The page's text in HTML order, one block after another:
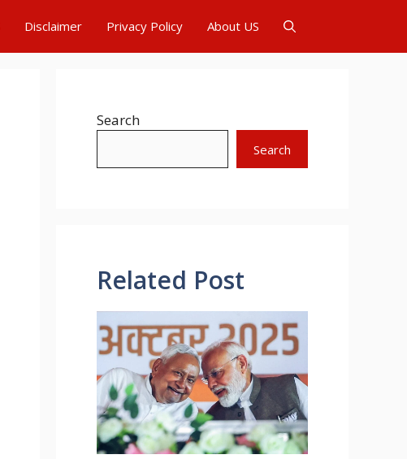
Disclaimer Privacy Policy About US
Search
Search
Related Post